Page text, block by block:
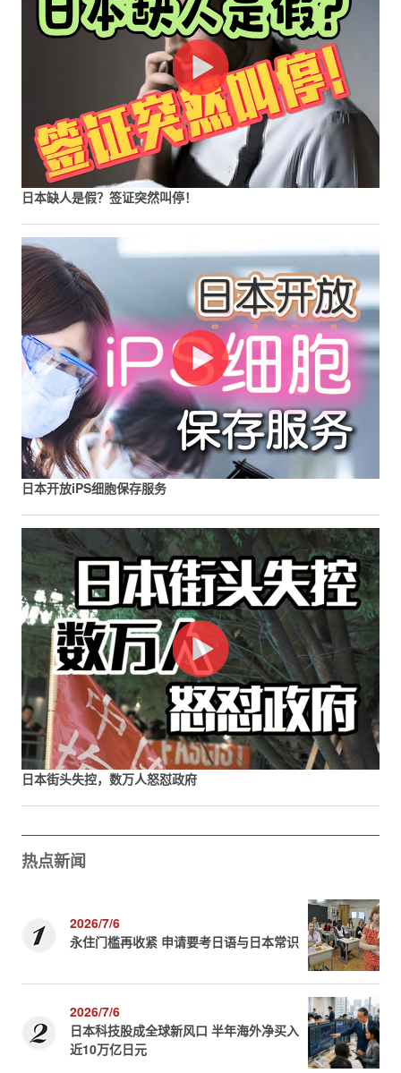
日本缺人是假？签证突然叫停！
日本开放iPS细胞保存服务
日本街头失控，数万人怒怼政府
热点新闻
2026/7/6
永住门槛再收紧 申请要考日语与日本常识
2026/7/6
日本科技股成全球新风口 半年海外净买入
近10万亿日元